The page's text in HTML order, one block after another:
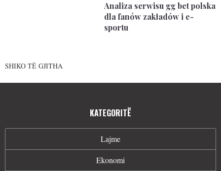
Analiza serwisu gg bet polska
dla fanów zakładów i e-
sportu
SHIKO TË GJITHA
KATEGORITË
Lajme
Ekonomi